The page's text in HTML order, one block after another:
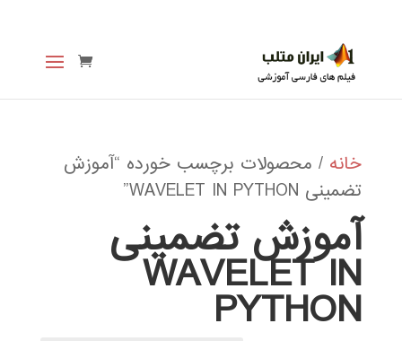
خانه / محصولات برچسب خورده “آموزش
تضمینی WAVELET IN PYTHON”
آموزش تضمینی
WAVELET IN
PYTHON